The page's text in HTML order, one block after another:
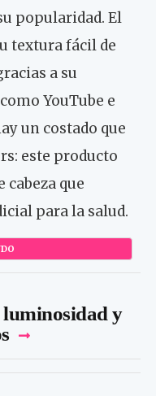
popularidad. El
textura fácil de
a su
YouTube e
un costado que
este producto
cabeza que
para la salud.
y